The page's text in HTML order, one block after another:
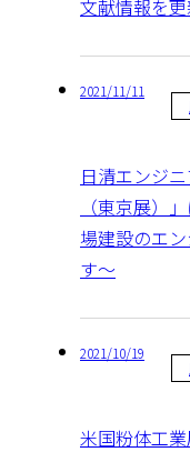
文献情報を更
2021/11/11
日清エンジ
（東京展）
場建設のエ
す～
2021/10/19
米国粉体工